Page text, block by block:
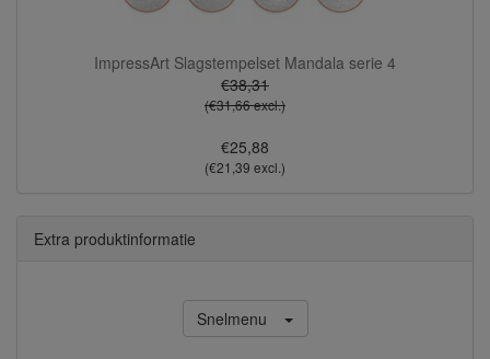
ImpressArt Slagstempelset Mandala serie 4
€38,31
(€31,66 excl.)
€25,88
(€21,39 excl.)
Extra produktinformatie
Snelmenu